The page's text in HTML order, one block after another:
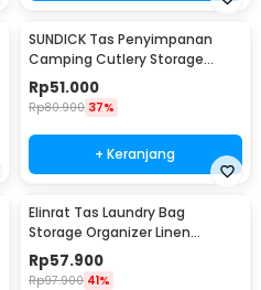
SUNDICK Tas Penyimpanan
Camping Cutlery Storage
Travel Waterproof - SD31
Rp51.000
Rp80.900 37%
+ Keranjang
Elinrat Tas Laundry Bag
Storage Organizer Linen
Foldable with Handle - E90
Rp57.900
Rp97.900 41%